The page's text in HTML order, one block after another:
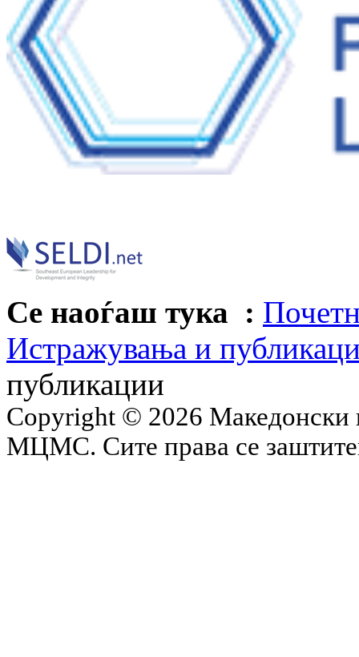
Се наоѓаш тука :
Истражувања и
публикации
Copyright © 2026 Македонски
МЦМС. Сите права се